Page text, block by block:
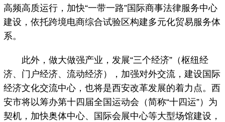
高频高质运行，加快“一带一路”国际商事法律服务中心
建设，依托跨境电商综合试验区构建多元化贸易服务体
系。
此外，做大做强产业，发展“三个经济”（枢纽经
济、门户经济、流动经济），加强对外交流，建设国际
经济文化交流中心，也将是西安改革发展的着力点。西
安市将以筹办第十四届全国运动会（简称“十四运”）为
契机，加快奥体中心、国际会展中心等大型场馆建设，